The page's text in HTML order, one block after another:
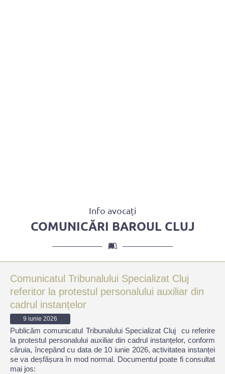
Info avocați
COMUNICĂRI BAROUL CLUJ
Comunicatul Tribunalului Specializat Cluj
referitor la protestul personalului auxiliar din
cadrul instanțelor
9 iunie 2026
Publicăm comunicatul Tribunalului Specializat Cluj cu referire
la protestul personalului auxiliar din cadrul instanțelor, conform
căruia, începând cu data de 10 iunie 2026, activitatea instanței
se va deșfășura în mod normal. Documentul poate fi consultat
mai jos: